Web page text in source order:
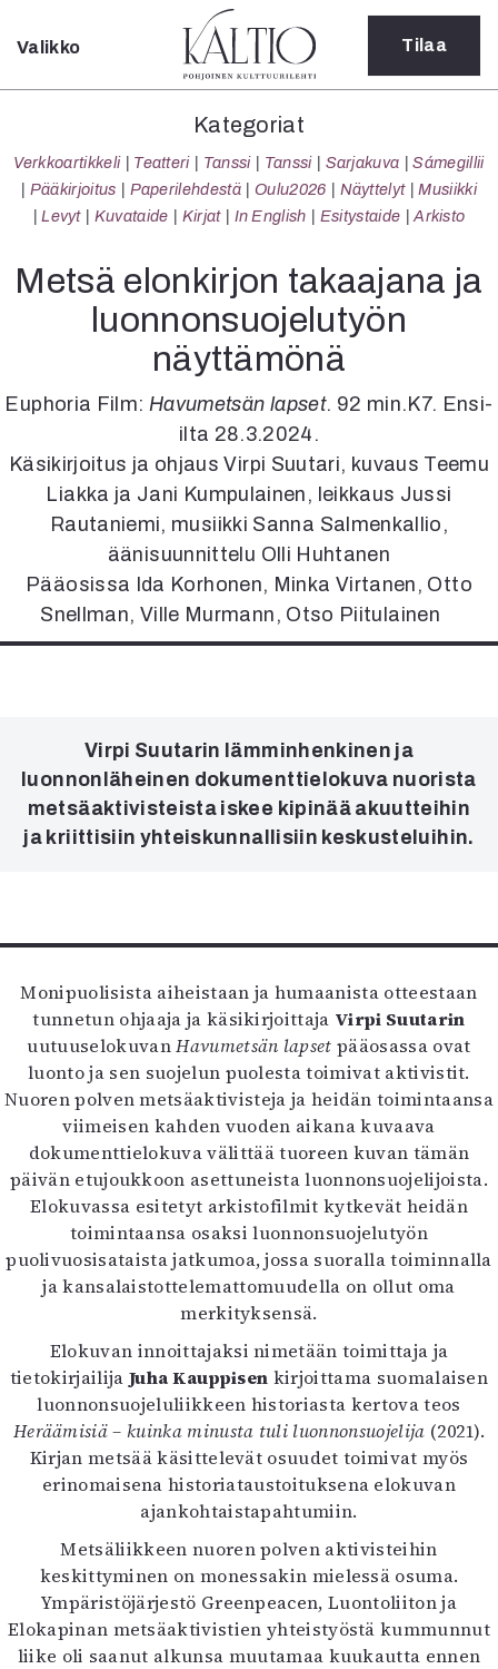
Sulje
Kategoriat
Verkkoartikkeli
Teatteri
Tanssi
Sarjakuva
Sámegillii
Pääkirjoitus
Paperilehdestä
Oulu2026
Näyttelyt
Musiikki
Levyt
Kuvataide
Kirjat
In English
Esitystaide
Arkisto
Lehdet
1/2026
6/2025
5/2025 saame
5/2025
Lehtiarkisto
Tilaus ja irtonumerot
Toimitus
Mediatiedot
Kaltio ry
Valikko Tilaa
Kategoriat
Verkkoartikkeli Teatteri Tanssi Tanssi Sarjakuva
Sámegillii
Pääkirjoitus
Paperilehdestä Oulu2026 Näyttelyt
Musiikki
Levyt
Kuvataide Kirjat In English Esitystaide Arkisto
Metsä elonkirjon takaajana ja
luonnonsuojelutyön
näyttämönä
Euphoria Film: Havumetsän lapset. 92 min.K7. Ensi-
ilta 28.3.2024.
Käsikirjoitus ja ohjaus Virpi Suutari, kuvaus Teemu
Liakka ja Jani Kumpulainen, leikkaus Jussi
Rautaniemi, musiikki Sanna Salmenkallio,
äänisuunnittelu Olli Huhtanen
Pääosissa Ida Korhonen, Minka Virtanen, Otto
Snellman, Ville Murmann, Otso Piitulainen
Virpi Suutarin lämminhenkinen ja
luonnonläheinen dokumenttielokuva nuorista
metsäaktivisteista iskee kipinää akuutteihin
ja kriittisiin yhteiskunnallisiin keskusteluihin.
Monipuolisista aiheistaan ja humaanista otteestaan
tunnetun ohjaaja ja käsikirjoittaja Virpi Suutarin
uutuuselokuvanHavumetsän lapset pääosassa ovat
luonto ja sen suojelun puolesta toimivat aktivistit.
Nuoren polven metsäaktivisteja ja heidän toimintaansa
viimeisen kahden vuoden aikana kuvaava
dokumenttielokuva välittää tuoreen kuvan tämän
päivän etujoukkoon asettuneista luonnonsuojelijoista.
Elokuvassa esitetyt arkistofilmit kytkevät heidän
toimintaansa osaksi luonnonsuojelutyön
puolivuosisataista jatkumoa, jossa suoralla toiminnalla
ja kansalaistottelemattomuudella on ollut oma
merkityksensä.
Elokuvan innoittajaksi nimetään toimittaja ja
tietokirjailija Juha Kauppisen kirjoittama suomalaisen
luonnonsuojeluliikkeen historiasta kertova teos
Heräämisiä – kuinka minusta tuli luonnonsuojelija (2021).
Kirjan metsää käsittelevät osuudet toimivat myös
erinomaisena historiataustoituksena elokuvan
ajankohtaistapahtumiin.
Metsäliikkeen nuoren polven aktivisteihin
keskittyminen on monessakin mielessä osuma.
Ympäristöjärjestö Greenpeacen, Luontoliiton ja
Elokapinan metsäaktivistien yhteistyöstä kummunnut
liike oli saanut alkunsa muutamaa kuukautta ennen